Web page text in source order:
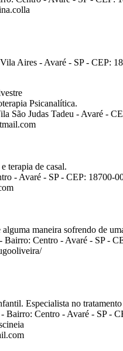
Aires - Avaré - SP - CEP:
Psicanalítica.
São Judas Tadeu - Avaré -
terapia de casal.
- Avaré - SP - CEP: 18700-
alguma maneira sofrendo de
Bairro: Centro - Avaré - SP -
Especialista no
Bairro: Centro - Avaré - SP -